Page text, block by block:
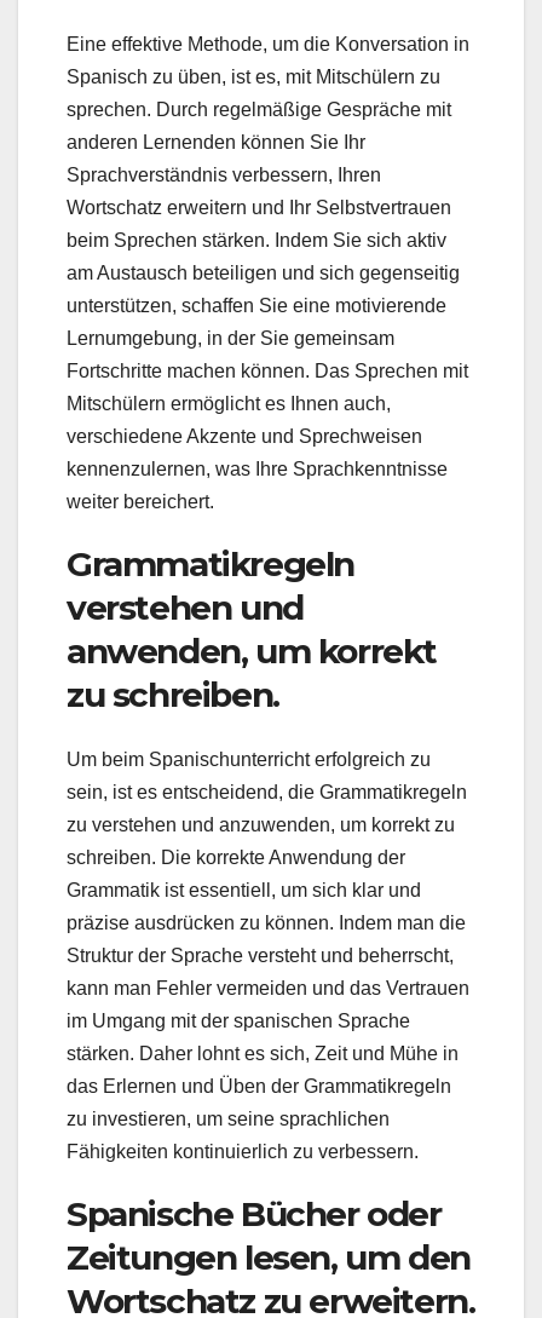
Eine effektive Methode, um die Konversation in
Spanisch zu üben, ist es, mit Mitschülern zu
sprechen. Durch regelmäßige Gespräche mit
anderen Lernenden können Sie Ihr
Sprachverständnis verbessern, Ihren
Wortschatz erweitern und Ihr Selbstvertrauen
beim Sprechen stärken. Indem Sie sich aktiv
am Austausch beteiligen und sich gegenseitig
unterstützen, schaffen Sie eine motivierende
Lernumgebung, in der Sie gemeinsam
Fortschritte machen können. Das Sprechen mit
Mitschülern ermöglicht es Ihnen auch,
verschiedene Akzente und Sprechweisen
kennenzulernen, was Ihre Sprachkenntnisse
weiter bereichert.
Grammatikregeln
verstehen und
anwenden, um korrekt
zu schreiben.
Um beim Spanischunterricht erfolgreich zu
sein, ist es entscheidend, die Grammatikregeln
zu verstehen und anzuwenden, um korrekt zu
schreiben. Die korrekte Anwendung der
Grammatik ist essentiell, um sich klar und
präzise ausdrücken zu können. Indem man die
Struktur der Sprache versteht und beherrscht,
kann man Fehler vermeiden und das Vertrauen
im Umgang mit der spanischen Sprache
stärken. Daher lohnt es sich, Zeit und Mühe in
das Erlernen und Üben der Grammatikregeln
zu investieren, um seine sprachlichen
Fähigkeiten kontinuierlich zu verbessern.
Spanische Bücher oder
Zeitungen lesen, um den
Wortschatz zu erweitern.